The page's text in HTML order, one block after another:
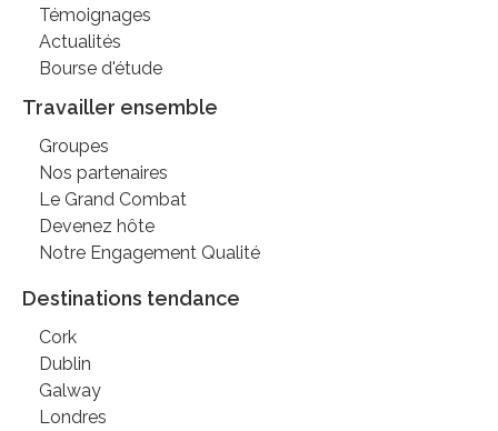
Témoignages
Actualités
Bourse d'étude
Travailler ensemble
Groupes
Nos partenaires
Le Grand Combat
Devenez hôte
Notre Engagement Qualité
Destinations tendance
Cork
Dublin
Galway
Londres